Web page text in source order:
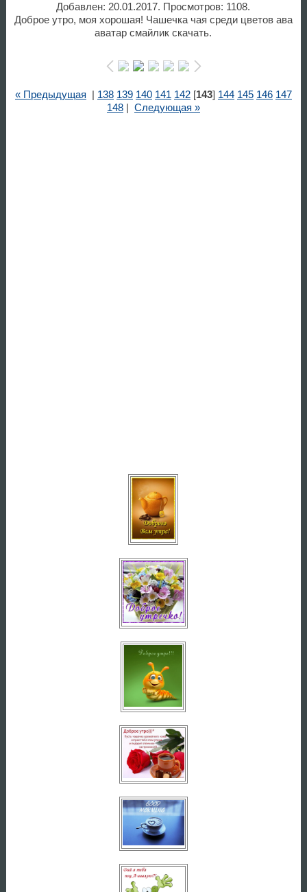
Добавлен: 20.01.2017. Просмотров: 1108.
Доброе утро, моя хорошая! Чашечка чая среди цветов ава
аватар смайлик скачать.
« Предыдущая 138 139 140 141 142[143] 144 145 146 147
148| Следующая »